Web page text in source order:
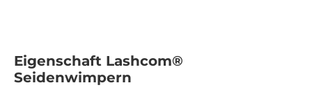
Eigenschaft Lashcom®
Seidenwimpern